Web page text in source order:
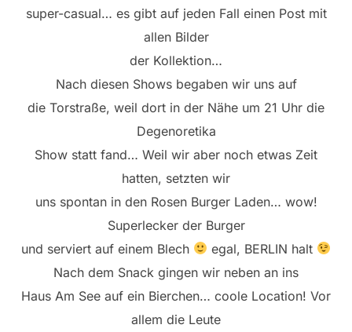
super-casual… es gibt auf jeden Fall einen Post mit
allen Bilder
der Kollektion…
Nach diesen Shows begaben wir uns auf
die Torstraße, weil dort in der Nähe um 21 Uhr die
Degenoretika
Show statt fand… Weil wir aber noch etwas Zeit
hatten, setzten wir
uns spontan in den Rosen Burger Laden… wow!
Superlecker der Burger
und serviert auf einem Blech
egal, BERLIN halt
Nach dem Snack gingen wir neben an ins
Haus Am See auf ein Bierchen… coole Location! Vor
allem die Leute